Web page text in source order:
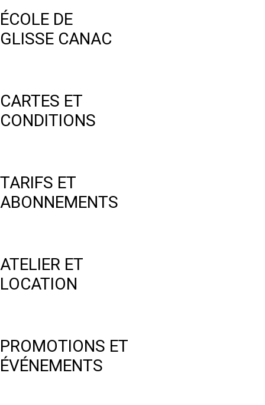
ÉCOLE DE
GLISSE CANAC
CARTES ET
CONDITIONS
TARIFS ET
ABONNEMENTS
ATELIER ET
LOCATION
PROMOTIONS ET
ÉVÉNEMENTS